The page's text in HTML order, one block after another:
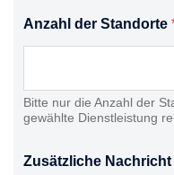
Anzahl der Standorte
Bitte nur die Anzahl der
gewählte Dienstleistung
Zusätzliche